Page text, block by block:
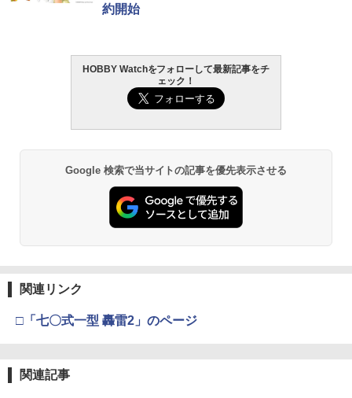
約開始
HOBBY Watchをフォローして最新記事をチ
ェック！
Google 検索で当サイトの記事を優先表示させる
関連リンク
□「七〇式一型 轟雷2」のページ
関連記事